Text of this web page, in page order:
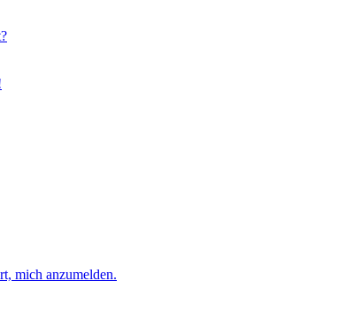
mich anzumelden.